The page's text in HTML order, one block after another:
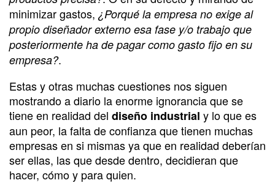
minimizar gastos, ¿Porqué la empresa no exige al
propio diseñador externo esa fase y/o trabajo que
posteriormente ha de pagar como gasto fijo en su
empresa?.
Estas y otras muchas cuestiones nos siguen
mostrando a diario la enorme ignorancia que se
tiene en realidad del diseño industrial y lo que es
aun peor, la falta de confianza que tienen muchas
empresas en si mismas ya que en realidad deberían
ser ellas, las que desde dentro, decidieran que
hacer, cómo y para quien.